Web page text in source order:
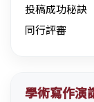
投稿成功秘訣
同行評審
學術寫作演